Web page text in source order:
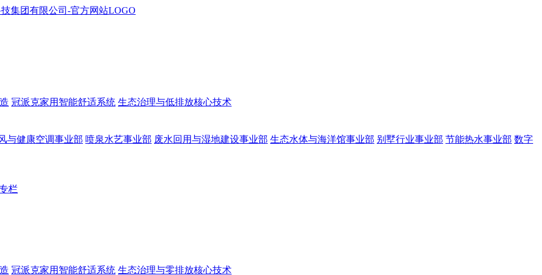
冠派克家用智能舒适系统 生态治理与低排放核心技术
与健康空调事业部 喷泉水艺事业部 废水回用与湿地建设事业部 生态水体与海洋馆事业部 别墅行业事业部 节能热水事业部 数字
栏
冠派克家用智能舒适系统 生态治理与零排放核心技术